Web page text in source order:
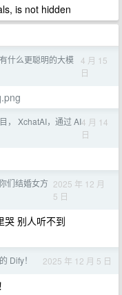
is not hidden
什么更聪明的大模 4 月 15
日
， XchatAI，通过 AI4 月 14
日
们结婚女方 2025 年 12 月
5 日
哭 别人听不到
Dify！ 2025 年 12 月 5 日